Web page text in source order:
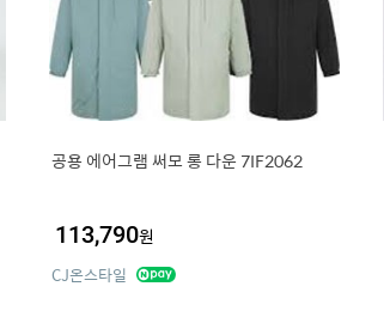
공용 에어그램 써모 롱 다운 7IF2062
113,790원
CJ온스타일